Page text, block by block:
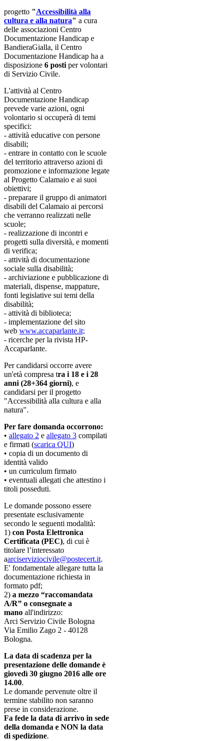
progetto "Accessibilità alla
cultura e alla natura" a cura
delle associazioni Centro
Documentazione Handicap e
BandieraGialla, il Centro
Documentazione Handicap ha a
disposizione 6 posti per volontari
di Servizio Civile.
L'attività al Centro
Documentazione Handicap
prevede varie azioni, ogni
volontario si occuperà di temi
specifici:
- attività educative con persone
disabili;
- entrare in contatto con le scuole
del territorio attraverso azioni di
promozione e informazione legate
al Progetto Calamaio e ai suoi
obiettivi;
- preparare il gruppo di animatori
disabili del Calamaio ai percorsi
che verranno realizzati nelle
scuole;
- realizzazione di incontri e
progetti sulla diversità, e momenti
di verifica;
- attività di documentazione
sociale sulla disabilità;
- archiviazione e pubblicazione di
materiali, dispense, mappature,
fonti legislative sui temi della
disabilità;
- attività di biblioteca;
- implementazione del sito
web www.accaparlante.it;
- ricerche per la rivista HP-
Accaparlante.
Per candidarsi occorre avere
un'età compresa tra i 18 e i 28
anni (28+364 giorni), e
candidarsi per il progetto
"Accessibilità alla cultura e alla
natura".
Per fare domanda occorrono:
• allegato 2 e allegato 3 compilati
e firmati (scarica QUI)
• copia di un documento di
identità valido
• un curriculum firmato
• eventuali allegati che attestino i
titoli posseduti.
Le domande possono essere
presentate esclusivamente
secondo le seguenti modalità:
1) con Posta Elettronica
Certificata (PEC), di cui è
titolare l’interessato
aarciserviziocivile@postecert.it.
E' fondamentale allegare tutta la
documentazione richiesta in
formato pdf;
2) a mezzo “raccomandata
A/R” o consegnate a
mano all'indirizzo:
Arci Servizio Civile Bologna
Via Emilio Zago 2 - 40128
Bologna.
La data di scadenza per la
presentazione delle domande è
giovedì 30 giugno 2016 alle ore
14.00.
Le domande pervenute oltre il
termine stabilito non saranno
prese in considerazione.
Fa fede la data di arrivo in sede
della domanda e NON la data
di spedizione.